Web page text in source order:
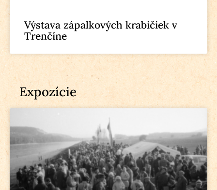
Výstava zápalkových krabičiek v
Trenčíne
Expozície